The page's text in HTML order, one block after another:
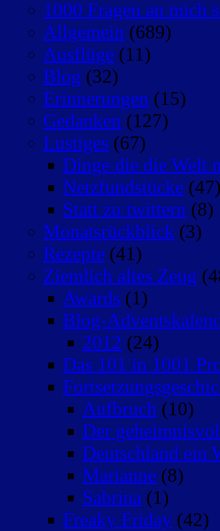
1000 Fragen an mich
Allgemein (689)
Ausflüge (11)
Blog (32)
Erinnerungen (15)
Gedanken (127)
Lustiges (67)
Dinge die die Welt
Netzfundstücke
Statt zu twittern (8)
Monatsrückblick (3)
Rezepte (41)
Ziemlich altes Zeug
Awards (1)
Blog-
2012 (24)
Das 101 in 1001
Aufbruch (10)
Der
Deutschland ein
Marianne (8)
Sabrina (1)
Freaky Friday (42)